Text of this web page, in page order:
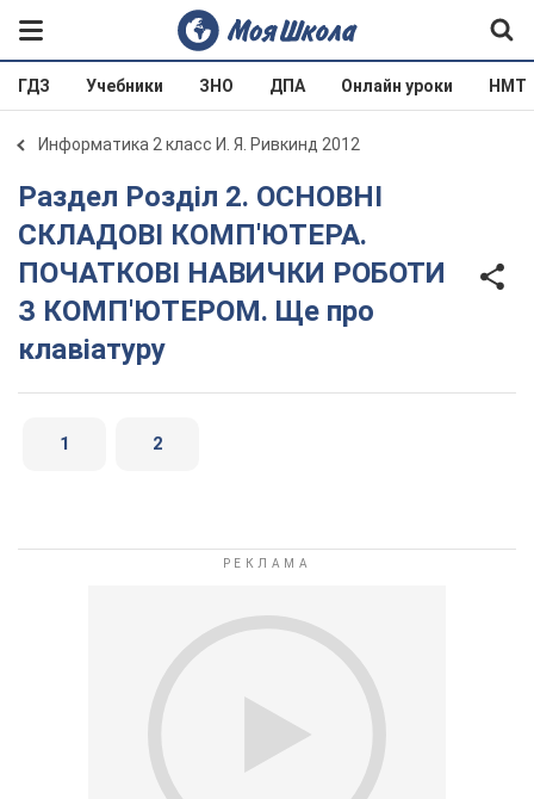
ГДЗ Учебники ЗНО ДПА Онлайн уроки НМТ
Информатика 2 класс И. Я. Ривкинд 2012
Раздел Розділ 2. ОСНОВНІ
СКЛАДОВІ КОМП'ЮТЕРА.
ПОЧАТКОВІ НАВИЧКИ РОБОТИ
З КОМП'ЮТЕРОМ. Ще про
клавіатуру
1 2